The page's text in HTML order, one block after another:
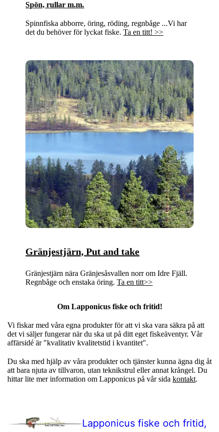
Spön, rullar m.m.
Spinnfiska abborre, öring, röding, regnbåge ...Vi har
det du behöver för lyckat fiske.Ta en titt! >>
Gränjestjärn, Put and take
Gränjestjärn nära Gränjesåsvallen norr om Idre Fjäll.
Regnbåge och enstaka öring.Ta en titt>>
Om Lapponicus fiske och fritid!
Vi fiskar med våra egna produkter för att vi ska vara säkra på att
det vi säljer fungerar när du ska ut på ditt eget fiskeäventyr. Vår
affärsidé är "kvalitativ kvalitetstid i kvantitet".
Du ska med hjälp av våra produkter och tjänster kunna ägna dig åt
att bara njuta av tillvaron, utan teknikstrul eller annat krångel. Du
hittar lite mer information om Lapponicus på vår sida kontakt.
Lapponicus fiske och fritid,